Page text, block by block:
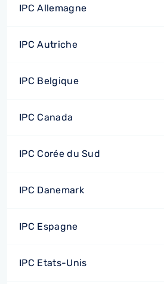
IPC Allemagne
IPC Autriche
IPC Belgique
IPC Canada
IPC Corée du Sud
IPC Danemark
IPC Espagne
IPC Etats-Unis